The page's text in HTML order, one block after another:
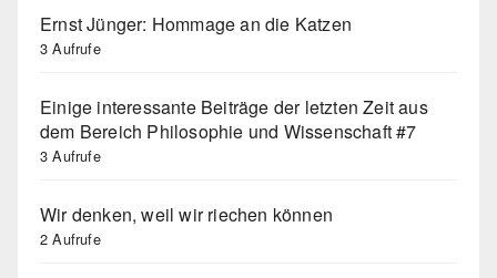
Ernst Jünger: Hommage an die Katzen
3 Aufrufe
Einige interessante Beiträge der letzten Zeit aus
dem Bereich Philosophie und Wissenschaft #7
3 Aufrufe
Wir denken, weil wir riechen können
2 Aufrufe